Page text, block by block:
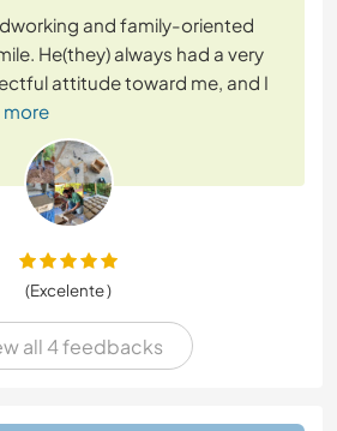
and family-oriented
He(they) always had a very
attitude toward me, and I
more
(Excelente )
all 4 feedbacks